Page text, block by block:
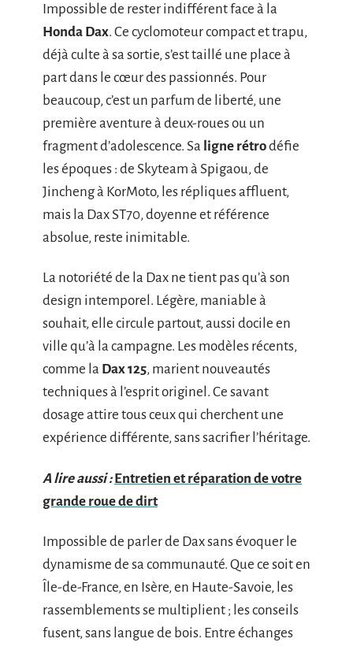
Impossible de rester indifférent face à la
Honda Dax. Ce cyclomoteur compact et trapu,
déjà culte à sa sortie, s’est taillé une place à
part dans le cœur des passionnés. Pour
beaucoup, c’est un parfum de liberté, une
première aventure à deux-roues ou un
fragment d’adolescence. Sa ligne rétrodéfie
les époques : de Skyteam à Spigaou, de
Jincheng à KorMoto, les répliques affluent,
mais la Dax ST70, doyenne et référence
absolue, reste inimitable.
La notoriété de la Dax ne tient pas qu’à son
design intemporel. Légère, maniable à
souhait, elle circule partout, aussi docile en
ville qu’à la campagne. Les modèles récents,
comme la Dax 125, marient nouveautés
techniques à l’esprit originel. Ce savant
dosage attire tous ceux qui cherchent une
expérience différente, sans sacrifier l’héritage.
A lire aussi : Entretien et réparation de votre
grande roue de dirt
Impossible de parler de Dax sans évoquer le
dynamisme de sa communauté. Que ce soit en
Île-de-France, en Isère, en Haute-Savoie, les
rassemblements se multiplient ; les conseils
fusent, sans langue de bois. Entre échanges